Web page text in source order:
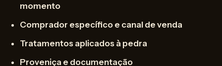
momento
Comprador específico e canal de venda
Tratamentos aplicados à pedra
Proveniça e documentação